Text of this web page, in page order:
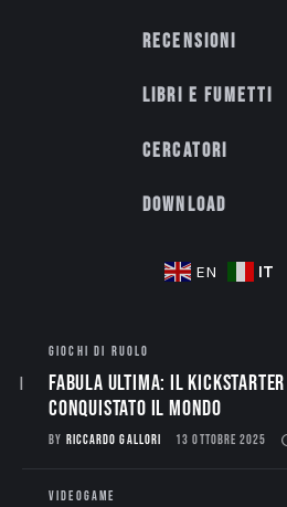
Recensioni
Libri e fumetti
Cercatori
Download
EN IT
GIOCHI DI RUOLO
Fabula Ultima: il
conquistato il mondo
BY RICCARDO GALLORI 13 OTTOBRE 2025
VIDEOGAME